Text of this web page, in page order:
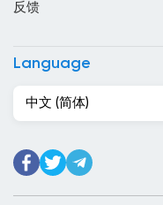
吉布提
反馈
Language
中文 (简体)